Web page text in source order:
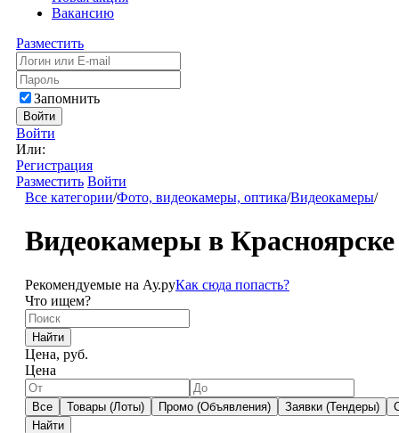
Вакансию
Разместить
Запомнить
Войти
Войти
Или:
Регистрация
Разместить Войти
Все категории/Фото, видеокамеры, оптика/Видеокамеры/
Видеокамеры в Красноярске
Рекомендуемые на Ау.руКак сюда попасть?
Что ищем?
Найти
Цена, руб.
Цена
Все Товары (Лоты) Промо (Объявления) Заявки (Тендеры)